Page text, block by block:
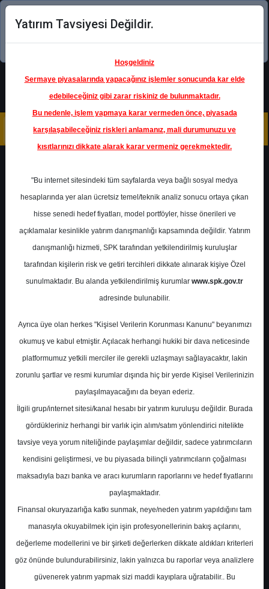
Şimdi uygulamayı indirin!
HTTBT - HITIT BILGISAYAR
Hedef Fiyat 60.27 ₺
Getiri
%57.45
1 2
En Yüksek Tahmin
Ortalama Fiyat Tahmini
Ortalama Getiri Potansiyeli
Kurum Sayısı
3
Yatırım Tavsiyesi Değildir.
Hoşgeldiniz
Sermaye piyasalarında yapacağınız işlemler sonucunda kar elde
edebileceğiniz gibi zarar riskiniz de bulunmaktadır.
Bu nedenle, işlem yapmaya karar vermeden önce, piyasada
karşılaşabileceğiniz riskleri anlamanız, mali durumunuzu ve
kısıtlarınızı dikkate alarak karar vermeniz gerekmektedir.
"Bu internet sitesindeki tüm sayfalarda veya bağlı sosyal medya
hesaplarında yer alan ücretsiz temel/teknik analiz sonucu ortaya çıkan
hisse senedi hedef fiyatları, model portföyler, hisse önerileri ve
açıklamalar kesinlikle yatırım danışmanlığı kapsamında değildir. Yatırım
danışmanlığı hizmeti, SPK tarafından yetkilendirilmiş kuruluşlar
tarafından kişilerin risk ve getiri tercihleri dikkate alınarak kişiye Özel
sunulmaktadır. Bu alanda yetkilendirilmiş kurumlar www.spk.gov.tr
adresinde bulunabilir.
Ayrıca üye olan herkes "Kişisel Verilerin Korunması Kanunu" beyanımızı
okumuş ve kabul etmiştir. Açılacak herhangi hukiki bir dava neticesinde
platformumuz yetkili merciler ile gerekli uzlaşmayı sağlayacaktır, lakin
zorunlu şartlar ve resmi kurumlar dışında hiç bir yerde Kişisel Verilerinizin
paylaşılmayacağını da beyan ederiz.
İlgili grup/internet sitesi/kanal hesabı bir yatırım kuruluşu değildir. Burada
gördükleriniz herhangi bir varlık için alım/satım yönlendirici nitelikte
tavsiye veya yorum niteliğinde paylaşımlar değildir, sadece yatırımcıların
kendisini geliştirmesi, ve bu piyasada bilinçli yatırımcıların çoğalması
maksadıyla bazı banka ve aracı kurumların raporlarını ve hedef fiyatlarını
paylaşmaktadır.
Finansal okuryazarlığa katkı sunmak, neye/neden yatırım yapıldığını tam
manasıyla okuyabilmek için işin profesyonellerinin bakış açılarını,
değerleme modellerini ve bir şirketi değerlerken dikkate aldıkları kriterleri
göz önünde bulundurabilirsiniz, lakin yalnızca bu raporlar veya analizlere
güvenerek yatırım yapmak sizi maddi kayıplara uğratabilir.. Bu